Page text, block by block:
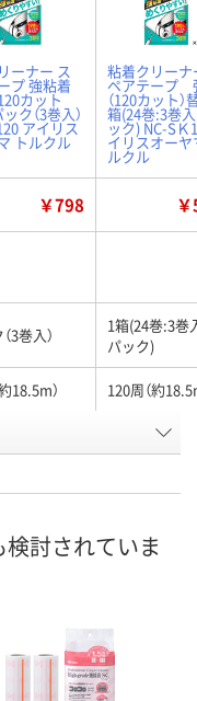
ーナー ス
プ 強粘着
カット
ク（3巻入）
アイリス
トルクル
粘着クリー
ペアテープ
（120カット
箱(24巻:3巻
ック) NC-SＫ
イリスオー
ルクル
￥798
3巻入）
1箱(24巻:3
パック)
18.5m） 120周（約
EU99453
6点
カゴへ
討されていま